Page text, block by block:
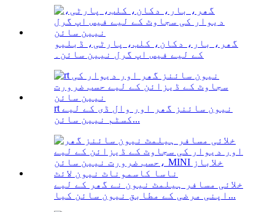
گھر، بار، دکان، کلب، پارٹی، ڈبلیو
کے لیے فیس اپ گرل نیین سائن۔
rt نیون سائنز گھر اور وال ڈی کے لیے
کسٹم نیین سائن...
خلائی مسافر ہیلمٹ نیون نے گھر کے لیے
اپنی مرضی کے مطابق نیون سائن کیا...